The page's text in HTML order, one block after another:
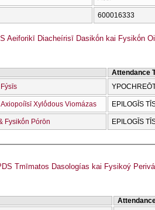
600016333
Aeiforikī Diacheírisī Dasikṓn kai Fysikṓn
Attendance
Xylṓdous Viomázas EPILOGĪS
Fysikṓn Pórōn EPILOGĪS
Tmīmatos Dasologías kai Fysikoý